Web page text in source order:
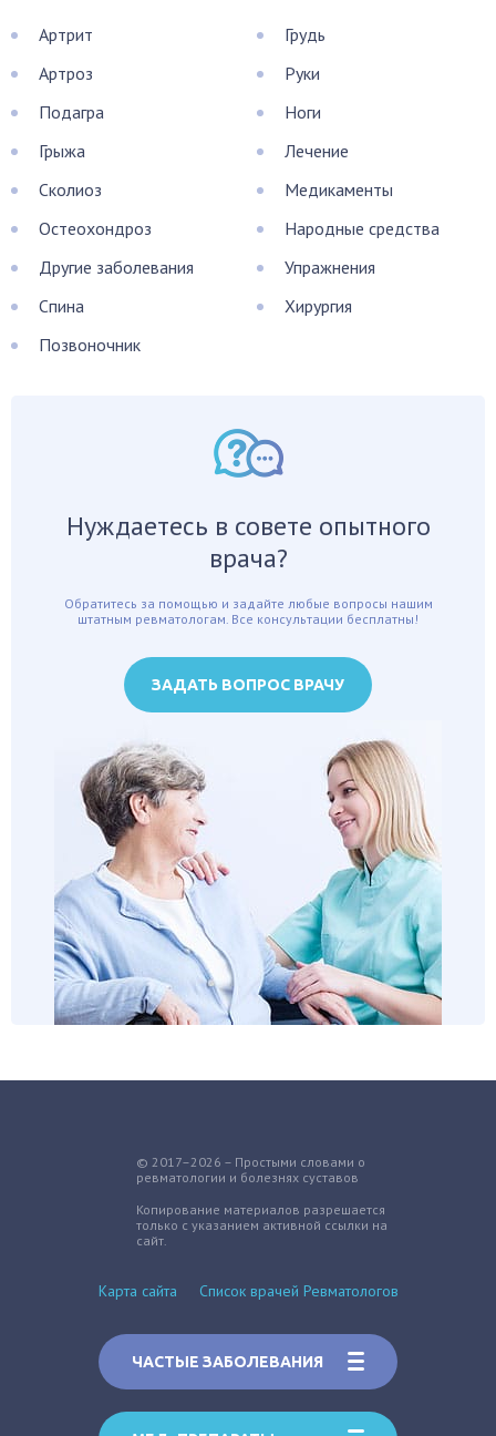
Артрит
Артроз
Подагра
Грыжа
Сколиоз
Остеохондроз
Другие заболевания
Спина
Позвоночник
Грудь
Руки
Ноги
Лечение
Медикаменты
Народные средства
Упражнения
Хирургия
Нуждаетесь в совете опытного
врача?
Обратитесь за помощью и задайте любые вопросы нашим
штатным ревматологам. Все консультации бесплатны!
ЗАДАТЬ ВОПРОС ВРАЧУ
© 2017–2026 – Простыми словами о
ревматологии и болезнях суставов
Копирование материалов разрешается
только с указанием активной ссылки на
сайт.
Карта сайта Список врачей Ревматологов
ЧАСТЫЕ ЗАБОЛЕВАНИЯ